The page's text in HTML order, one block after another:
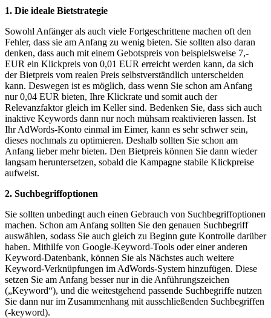
1. Die ideale Bietstrategie
Sowohl Anfänger als auch viele Fortgeschrittene machen oft den
Fehler, dass sie am Anfang zu wenig bieten. Sie sollten also daran
denken, dass auch mit einem Gebotspreis von beispielsweise 7,-
EUR ein Klickpreis von 0,01 EUR erreicht werden kann, da sich
der Bietpreis vom realen Preis selbstverständlich unterscheiden
kann. Deswegen ist es möglich, dass wenn Sie schon am Anfang
nur 0,04 EUR bieten, Ihre Klickrate und somit auch der
Relevanzfaktor gleich im Keller sind. Bedenken Sie, dass sich auch
inaktive Keywords dann nur noch mühsam reaktivieren lassen. Ist
Ihr AdWords-Konto einmal im Eimer, kann es sehr schwer sein,
dieses nochmals zu optimieren. Deshalb sollten Sie schon am
Anfang lieber mehr bieten. Den Bietpreis können Sie dann wieder
langsam heruntersetzen, sobald die Kampagne stabile Klickpreise
aufweist.
2. Suchbegriffoptionen
Sie sollten unbedingt auch einen Gebrauch von Suchbegriffoptionen
machen. Schon am Anfang sollten Sie den genauen Suchbegriff
auswählen, sodass Sie auch gleich zu Beginn gute Kontrolle darüber
haben. Mithilfe von Google-Keyword-Tools oder einer anderen
Keyword-Datenbank, können Sie als Nächstes auch weitere
Keyword-Verknüpfungen im AdWords-System hinzufügen. Diese
setzen Sie am Anfang besser nur in die Anführungszeichen
(„Keyword“), und die weitestgehend passende Suchbegriffe nutzen
Sie dann nur im Zusammenhang mit ausschließenden Suchbegriffen
(-keyword).